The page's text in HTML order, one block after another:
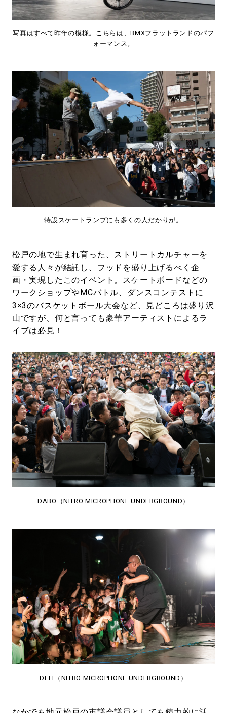
写真はすべて昨年の模様。こちらは、BMXフラットランドのパフ
ォーマンス。
特設スケートランプにも多くの人だかりが。
松戸の地で生まれ育った、ストリートカルチャーを
愛する人々が結託し、フッドを盛り上げるべく企
画・実現したこのイベント。スケートボードなどの
ワークショップやMCバトル、ダンスコンテストに
3×3のバスケットボール大会など、見どころは盛り沢
山ですが、何と言っても豪華アーティストによるラ
イブは必見！
DABO（NITRO MICROPHONE UNDERGROUND）
DELI（NITRO MICROPHONE UNDERGROUND）